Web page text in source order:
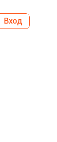
Вход